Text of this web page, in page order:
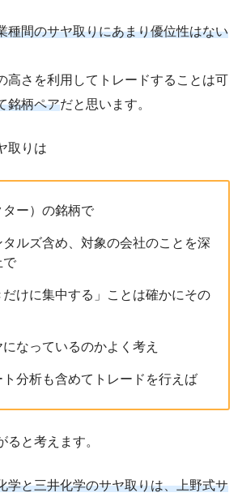
種間のサヤ取りにあまり優位性はない
高さを利用してトレードすることは可
銘柄ペアだと思います。
取りは
ター）の銘柄で
ルズ含め、対象の会社のことを深
で
だけに集中する」ことは確かにその
なっているのかよく考え
分析も含めてトレードを行えば
ると考えます。
学と三井化学のサヤ取りは、上野式サ